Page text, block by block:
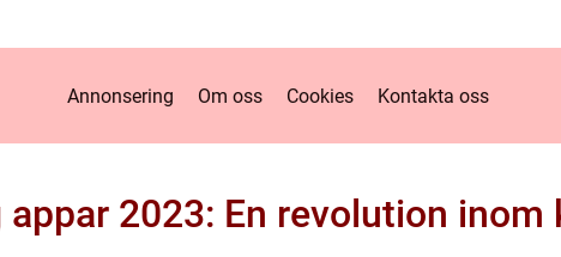
Annonsering Om oss Cookies Kontakta oss
appar 2023: En revolution